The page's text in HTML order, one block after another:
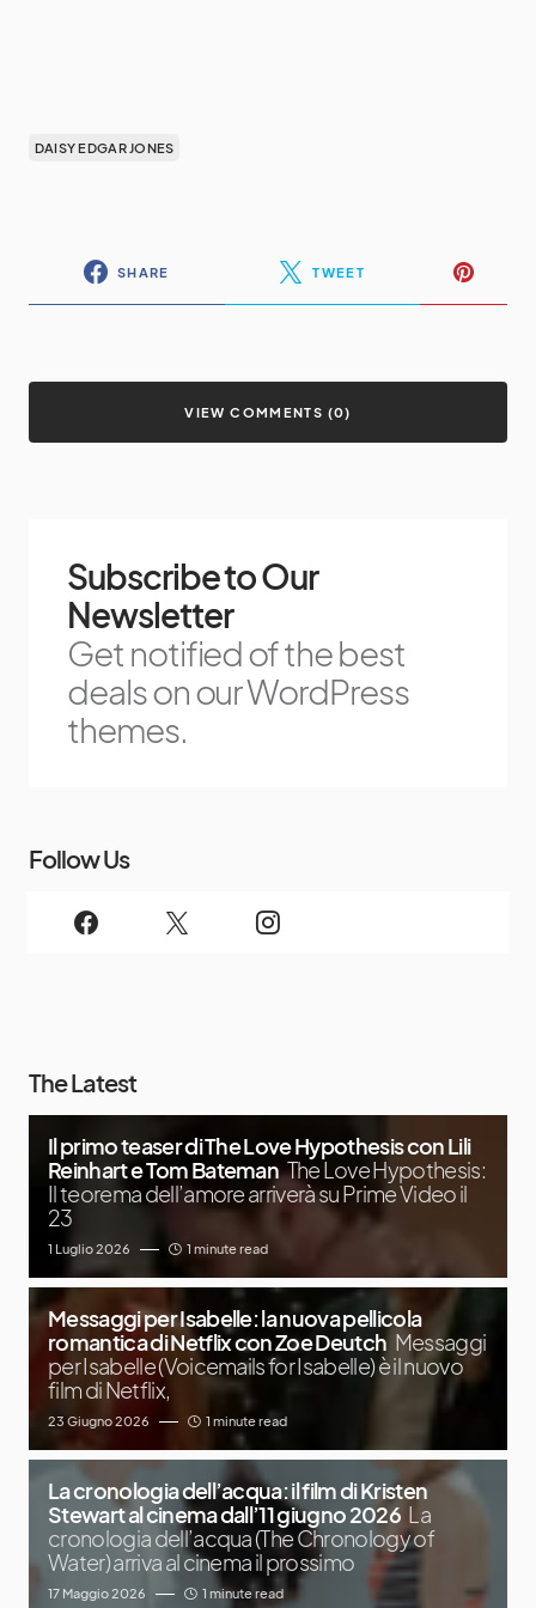
DAISY EDGAR JONES
SHARE TWEET
VIEW COMMENTS (0)
Subscribe to Our
Newsletter
Get notified of the best
deals on our WordPress
themes.
Follow Us
The Latest
Il primo teaser di The Love Hypothesis con Lili
Reinhart e Tom Bateman The Love Hypothesis:
Il teorema dell’amore arriverà su Prime Video il
23
1 Luglio 2026 1 minute read
Messaggi per Isabelle: la nuova pellicola
romantica di Netflix con Zoe Deutch Messaggi
per Isabelle (Voicemails for Isabelle) è il nuovo
film di Netflix,
23 Giugno 2026 1 minute read
La cronologia dell’acqua: il film di Kristen
Stewart al cinema dall’11 giugno 2026 La
cronologia dell’acqua (The Chronology of
Water) arriva al cinema il prossimo
17 Maggio 2026 1 minute read